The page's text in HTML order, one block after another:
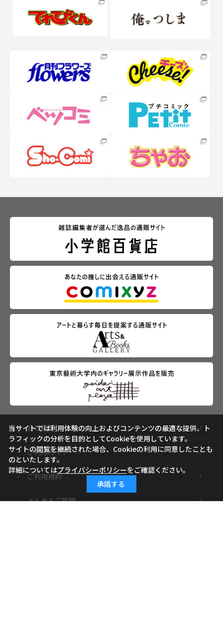
会社概要
ご利用ガイド
ご利用規約
よくあるご質問
当サイトでは利用体験の向上およびコンテンツの最適な提供、ト
ラフィックの分析を目的としてCookieを使用しています。
サイトの閲覧を継続された場合、Cookieの利用に同意したことも
のといたします。
詳細についてはプライバシーポリシーをご確認ください。
承諾する